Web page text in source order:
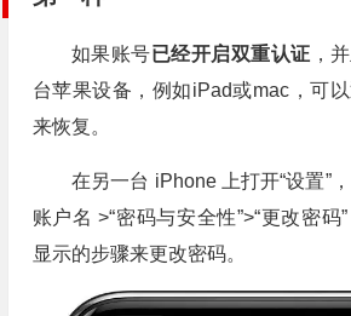
如果账号已经开启双重认证 ，
台苹果设备，例如iPad或mac，可
来恢复。
在另一台 iPhone 上打开“设置”
账户名 >“密码与安全性”>“更改密码
显示的步骤来更改密码。